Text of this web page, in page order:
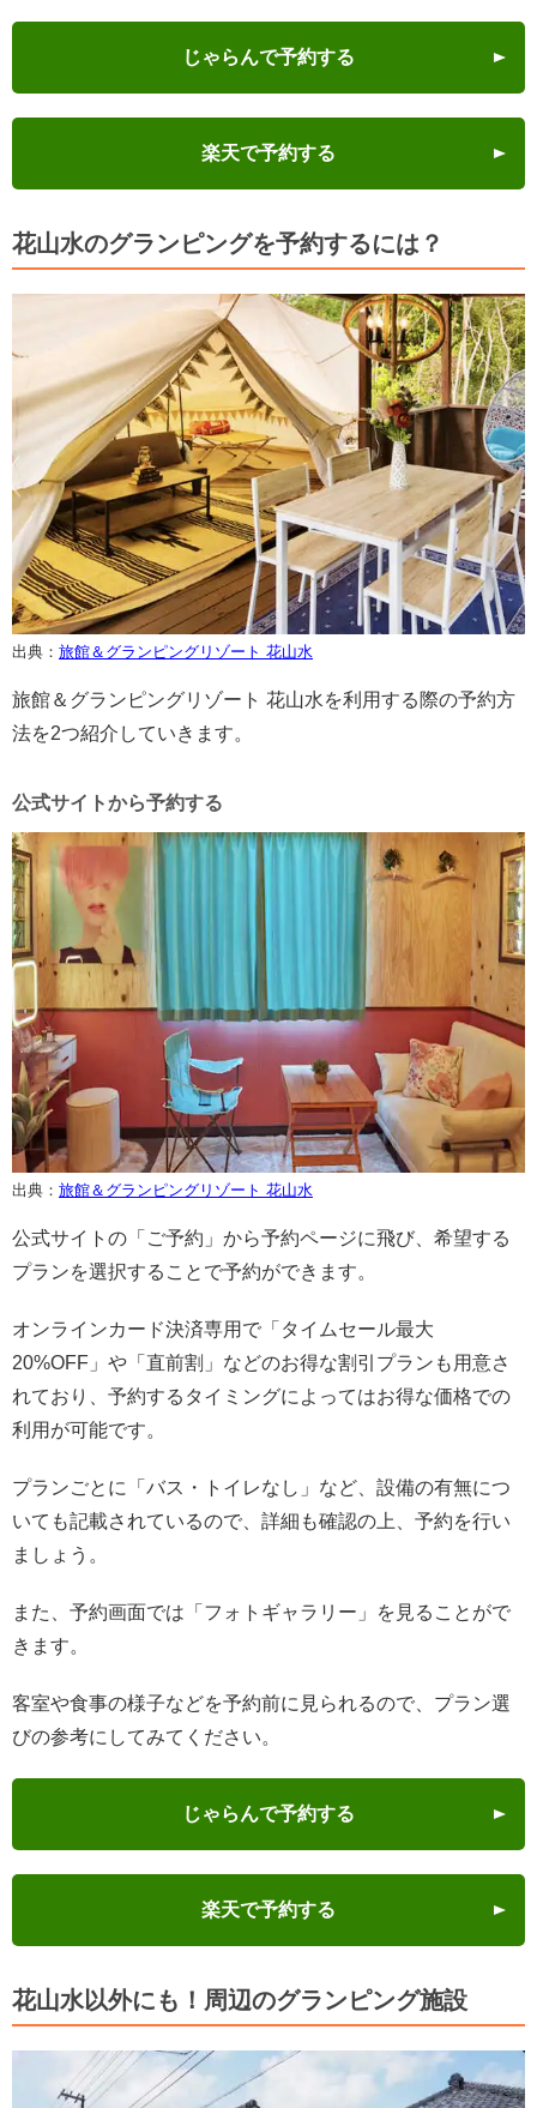
じゃらんで予約する
楽天で予約する
花山水のグランピングを予約するには？
出典： 旅館＆グランピングリゾート 花山水
旅館＆グランピングリゾート 花山水を利用する際の予約方
法を2つ紹介していきます。
公式サイトから予約する
出典： 旅館＆グランピングリゾート 花山水
公式サイトの「ご予約」から予約ページに飛び、希望する
プランを選択することで予約ができます。
オンラインカード決済専用で「タイムセール最大
20%OFF」や「直前割」などのお得な割引プランも用意さ
れており、予約するタイミングによってはお得な価格での
利用が可能です。
プランごとに「バス・トイレなし」など、設備の有無につ
いても記載されているので、詳細も確認の上、予約を行い
ましょう。
また、予約画面では「フォトギャラリー」を見ることがで
きます。
客室や食事の様子などを予約前に見られるので、プラン選
びの参考にしてみてください。
じゃらんで予約する
楽天で予約する
花山水以外にも！周辺のグランピング施設